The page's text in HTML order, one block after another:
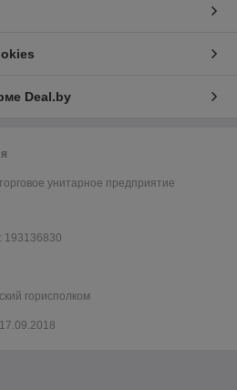
Deal.by
унитарное предприятие
193136830
горисполком